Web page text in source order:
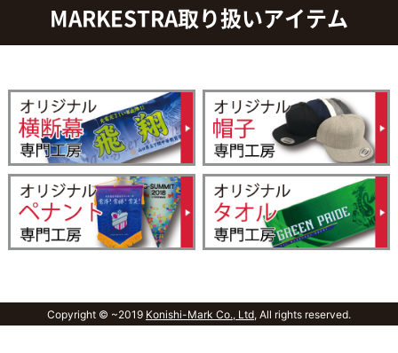
MARKESTRA取り扱いアイテム
Copyright © ~2019 Konishi-Mark Co., Ltd, All rights reserved.